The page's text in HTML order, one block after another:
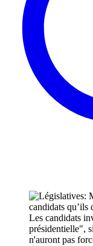
Les candidats
présidentielle",
n'auront pas